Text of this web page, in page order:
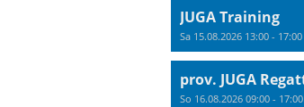
JUGA Training
Sa 15.08.2026 13:00 - 17:00
So 16.08.2026 09:00 - 17:00